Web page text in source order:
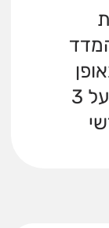
שמקבע את מח"מ המדד על 3